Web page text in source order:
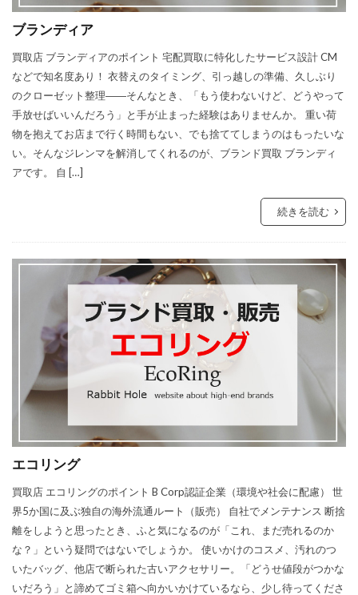
ブランディア
買取店 ブランディアのポイント 宅配買取に特化したサービス設計 CM
などで知名度あり！ 衣替えのタイミング、引っ越しの準備、久しぶり
のクローゼット整理――そんなとき、「もう使わないけど、どうやって
手放せばいいんだろう」と手が止まった経験はありませんか。 重い荷
物を抱えてお店まで行く時間もない、でも捨ててしまうのはもったいな
い。そんなジレンマを解消してくれるのが、ブランド買取 ブランディ
アです。 自 […]
続きを読む
エコリング
買取店 エコリングのポイント B Corp認証企業（環境や社会に配慮） 世
界5か国に及ぶ独自の海外流通ルート（販売） 自社でメンテナンス 断捨
離をしようと思ったとき、ふと気になるのが「これ、まだ売れるのか
な？」という疑問ではないでしょうか。 使いかけのコスメ、汚れのつ
いたバッグ、他店で断られた古いアクセサリー。「どうせ値段がつかな
いだろう」と諦めてゴミ箱へ向かいかけているなら、少し待ってくださ